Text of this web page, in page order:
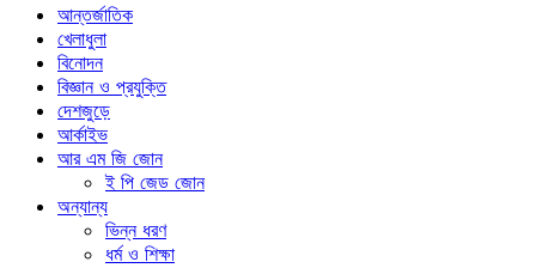
আন্তর্জাতিক
খেলাধুলা
বিনোদন
বিজ্ঞান ও প্রযুক্তি
দেশজুড়ে
আর্কাইভ
আর এম জি জোন
ই পি জেড জোন
অন্যান্য
ভিন্ন ধরণ
ধর্ম ও শিক্ষা